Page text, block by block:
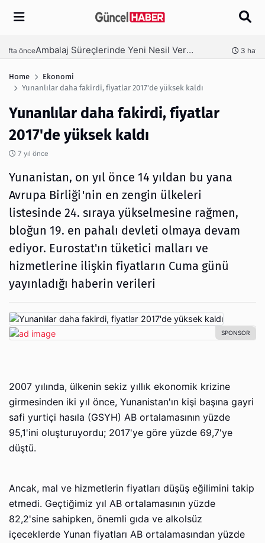
Arama
Ambalaj Süreçlerinde Yeni Nesil Verimliliği Olimpack ile Yakalayın 3 hafta önce
Home
Ekonomi
Yunanlılar daha fakirdi, fiyatlar 2017'de yüksek kaldı
Yunanlılar daha fakirdi, fiyatlar
2017'de yüksek kaldı
7 yıl önce
Yunanistan, on yıl önce 14 yıldan bu yana
Avrupa Birliği'nin en zengin ülkeleri
listesinde 24. sıraya yükselmesine rağmen,
bloğun 19. en pahalı devleti olmaya devam
ediyor. Eurostat'ın tüketici malları ve
hizmetlerine ilişkin fiyatların Cuma günü
yayınladığı haberin verileri
2007 yılında, ülkenin sekiz yıllık ekonomik krizine
girmesinden iki yıl önce, Yunanistan'ın kişi başına gayri
safi yurtiçi hasıla (GSYH) AB ortalamasının yüzde
95,1'ini oluşturuyordu; 2017'ye göre yüzde 69,7'ye
düştü.
Ancak, mal ve hizmetlerin fiyatları düşüş eğilimini takip
etmedi. Geçtiğimiz yıl AB ortalamasının yüzde
82,2'sine sahipken, önemli gıda ve alkolsüz
içeceklerde Yunan fiyatları AB ortalamasından yüzde